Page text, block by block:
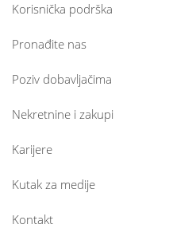
Korisnička podrška
Pronađite nas
Poziv dobavljačima
Nekretnine i zakupi
Karijere
Kutak za medije
Kontakt